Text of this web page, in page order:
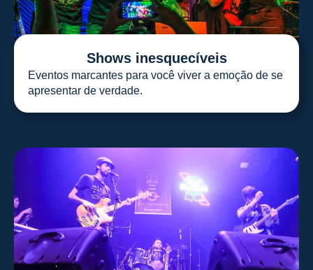
Shows inesquecíveis
Eventos marcantes para você viver a emoção de se
apresentar de verdade.